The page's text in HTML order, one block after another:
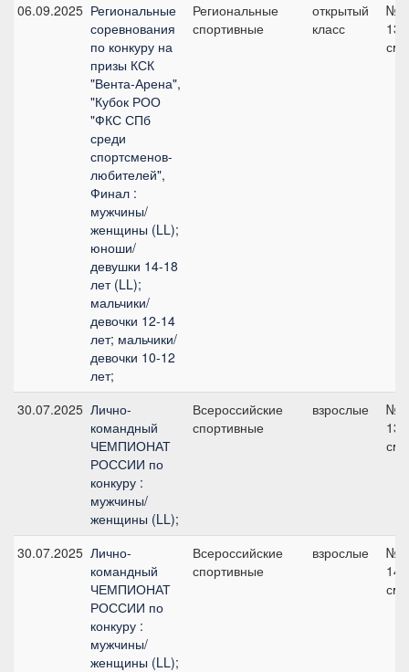
06.09.2025 Региональные
соревнования
по конкуру на
призы КСК
"Вента-Арена",
"Кубок РОО
"ФКС СПб
среди
спортсменов-
любителей",
Финал :
мужчины/
женщины (LL);
юноши/
девушки 14-18
лет (LL);
мальчики/
девочки 12-14
лет; мальчики/
девочки 10-12
лет;
Региональные
спортивные
открытый
класс
№1,
135
см
30.07.2025 Лично-
командный
ЧЕМПИОНАТ
РОССИИ по
конкуру :
мужчины/
женщины (LL);
Всероссийские
спортивные
взрослые
№1,
135
см
30.07.2025 Лично-
командный
ЧЕМПИОНАТ
РОССИИ по
конкуру :
мужчины/
женщины (LL);
Всероссийские
спортивные
взрослые
№3,
140
см